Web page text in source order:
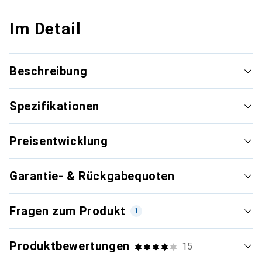
Im Detail
Beschreibung
Spezifikationen
Preisentwicklung
Garantie- & Rückgabequoten
Fragen zum Produkt 1
Produktbewertungen 15